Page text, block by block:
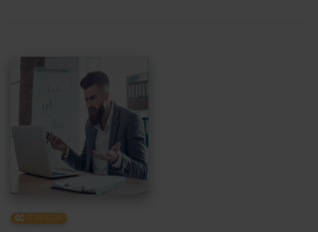
STRATEGIA